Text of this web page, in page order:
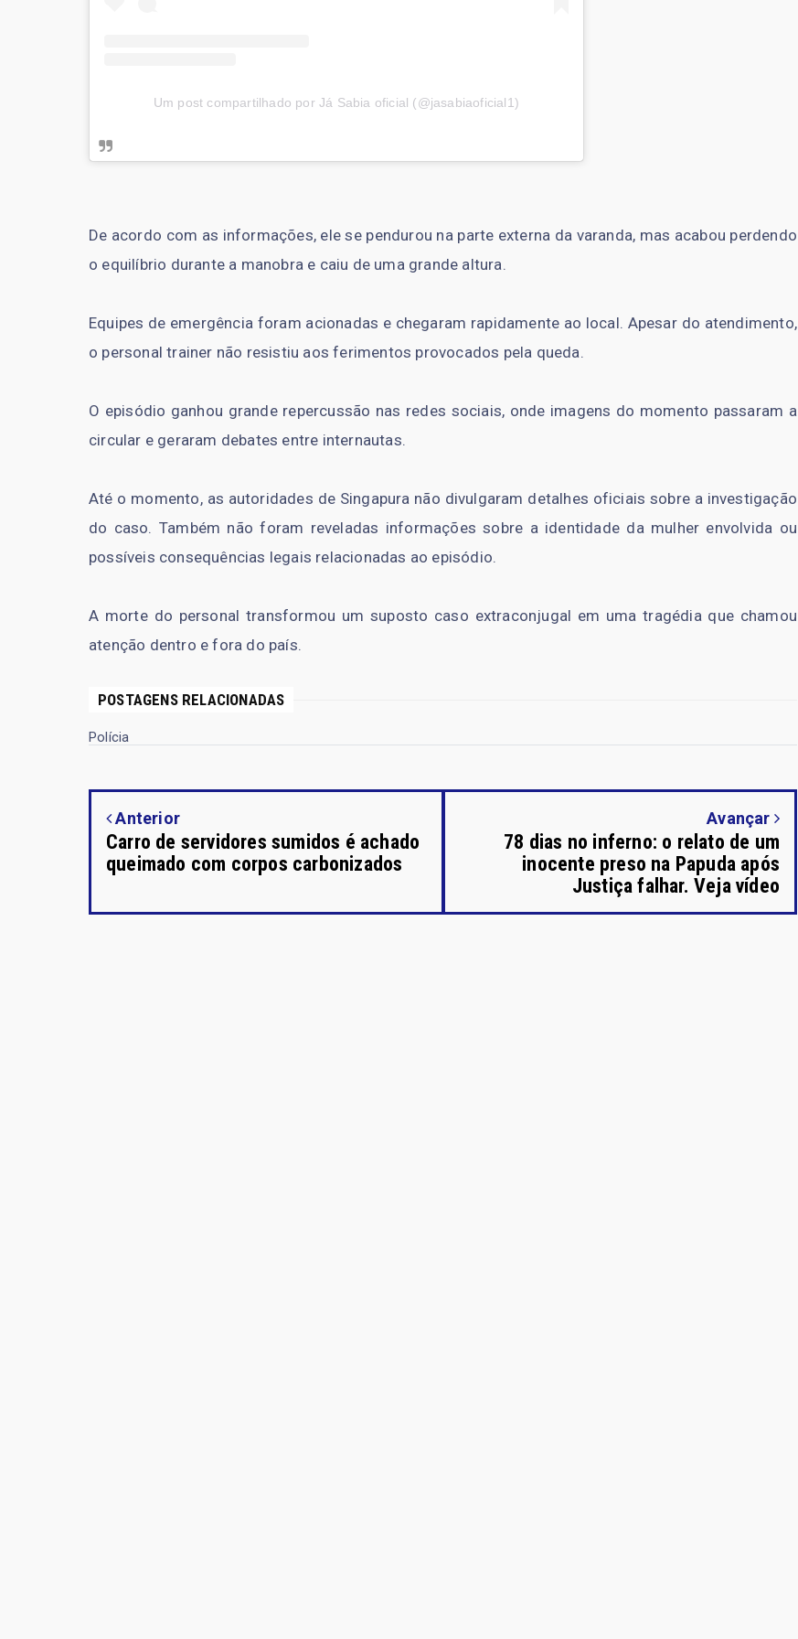
Um post compartilhado por Já Sabia oficial (@jasabiaoficial1)
De acordo com as informações, ele se pendurou na parte externa da varanda, mas acabou perdendo
o equilíbrio durante a manobra e caiu de uma grande altura.
Equipes de emergência foram acionadas e chegaram rapidamente ao local. Apesar do atendimento,
o personal trainer não resistiu aos ferimentos provocados pela queda.
O episódio ganhou grande repercussão nas redes sociais, onde imagens do momento passaram a
circular e geraram debates entre internautas.
Até o momento, as autoridades de Singapura não divulgaram detalhes oficiais sobre a investigação
do caso. Também não foram reveladas informações sobre a identidade da mulher envolvida ou
possíveis consequências legais relacionadas ao episódio.
A morte do personal transformou um suposto caso extraconjugal em uma tragédia que chamou
atenção dentro e fora do país.
POSTAGENS RELACIONADAS
Polícia
Anterior
Carro de servidores sumidos é achado
queimado com corpos carbonizados
Avançar
78 dias no inferno: o relato de um
inocente preso na Papuda após
Justiça falhar. Veja vídeo